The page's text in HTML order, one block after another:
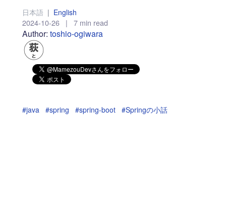
日本語 | English
2024-10-26 | 7 min read
Author: toshio-ogiwara
#java #spring #spring-boot #Springの小話